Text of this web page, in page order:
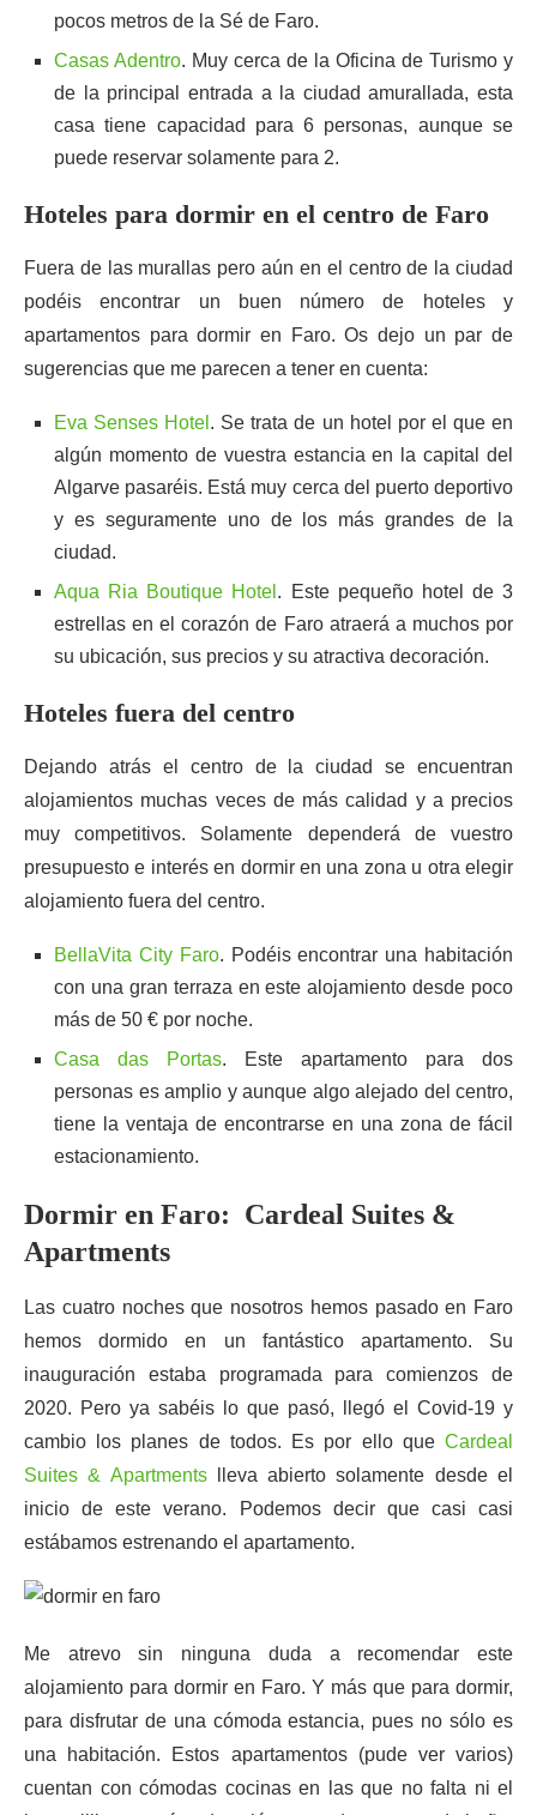
pocos metros de la Sé de Faro.
Casas Adentro. Muy cerca de la Oficina de Turismo y
de la principal entrada a la ciudad amurallada, esta
casa tiene capacidad para 6 personas, aunque se
puede reservar solamente para 2.
Hoteles para dormir en el centro de Faro
Fuera de las murallas pero aún en el centro de la ciudad
podéis encontrar un buen número de hoteles y
apartamentos para dormir en Faro. Os dejo un par de
sugerencias que me parecen a tener en cuenta:
Eva Senses Hotel . Se trata de un hotel por el que en
algún momento de vuestra estancia en la capital del
Algarve pasaréis. Está muy cerca del puerto deportivo
y es seguramente uno de los más grandes de la
ciudad.
Aqua Ria Boutique Hotel . Este pequeño hotel de 3
estrellas en el corazón de Faro atraerá a muchos por
su ubicación, sus precios y su atractiva decoración.
Hoteles fuera del centro
Dejando atrás el centro de la ciudad se encuentran
alojamientos muchas veces de más calidad y a precios
muy competitivos. Solamente dependerá de vuestro
presupuesto e interés en dormir en una zona u otra elegir
alojamiento fuera del centro.
BellaVita City Faro. Podéis encontrar una habitación
con una gran terraza en este alojamiento desde poco
más de 50 € por noche.
Casa das Portas. Este apartamento para dos
personas es amplio y aunque algo alejado del centro,
tiene la ventaja de encontrarse en una zona de fácil
estacionamiento.
Dormir en Faro: Cardeal Suites &
Apartments
Las cuatro noches que nosotros hemos pasado en Faro
hemos dormido en un fantástico apartamento. Su
inauguración estaba programada para comienzos de
2020. Pero ya sabéis lo que pasó, llegó el Covid-19 y
cambio los planes de todos. Es por ello que Cardeal
Suites & Apartmentslleva abierto solamente desde el
inicio de este verano. Podemos decir que casi casi
estábamos estrenando el apartamento.
Me atrevo sin ninguna duda a recomendar este
alojamiento para dormir en Faro. Y más que para dormir,
para disfrutar de una cómoda estancia, pues no sólo es
una habitación. Estos apartamentos (pude ver varios)
cuentan con cómodas cocinas en las que no falta ni el